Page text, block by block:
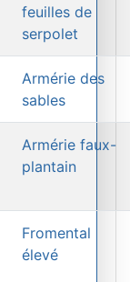
feuilles de
serpolet
Armérie des
sables
Armérie faux-
plantain
Fromental
élevé